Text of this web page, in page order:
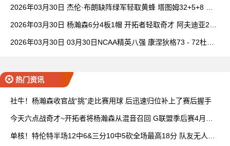
2026年03月30日 杰伦·布朗缺阵绿军轻取黄蜂 塔图姆32+5+8 普
2026年03月30日 杨瀚森6分4板1帽 开拓者轻取奇才 阿夫迪亚20+
2026年03月30日 03月30日NCAA精英八强 康涅狄格73 - 72杜克
热门资讯
社牛！杨瀚森收官战“挑”走比赛用球 后迅速归位补上了赛后握手
今天六点战奇才~开拓者将杨瀚森从混音召回 G联盟季后赛4月开
单核！特伦特半场12中6&三分10中5砍全场最高18分 队友无人上